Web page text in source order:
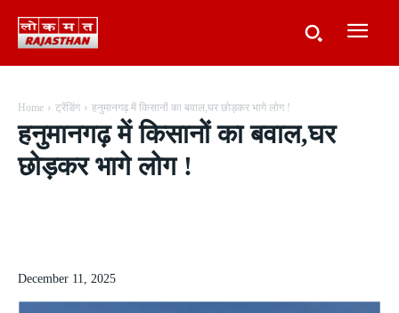
Home ट्रेंडिंग हनुमानगढ़ में किसानों का बवाल,घर छोड़कर भागे लोग !
हनुमानगढ़ में किसानों का बवाल,घर
छोड़कर भागे लोग !
December 11, 2025